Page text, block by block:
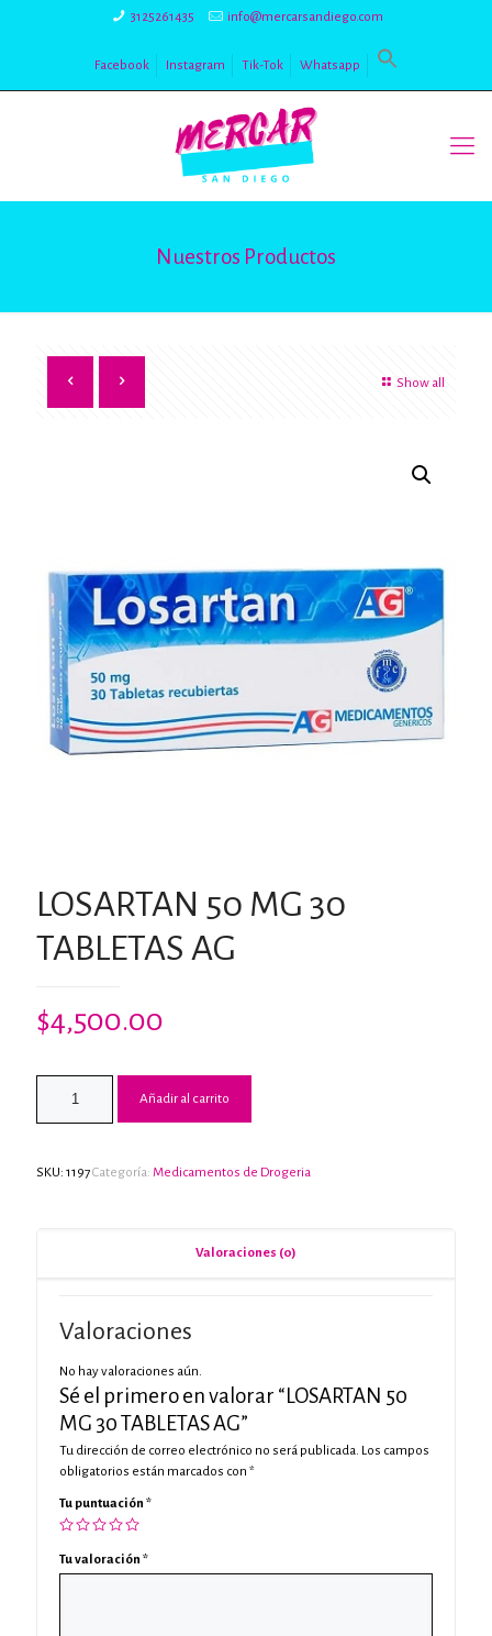
3125261435 info@mercarsandiego.com
Facebook Instagram Tik-Tok Whatsapp
Nuestros Productos
Show all
LOSARTAN 50 MG 30
TABLETAS AG
$4,500.00
Añadir al carrito
SKU: 1197Categoría: Medicamentos de Drogeria
Valoraciones (0)
Valoraciones
No hay valoraciones aún.
Sé el primero en valorar “LOSARTAN 50
MG 30 TABLETAS AG”
Tu dirección de correo electrónico no será publicada. Los campos
obligatorios están marcados con *
Tu puntuación *
Tu valoración *